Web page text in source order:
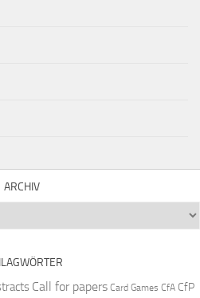
ARCHIV
Call for papers Card Games CfA CfP